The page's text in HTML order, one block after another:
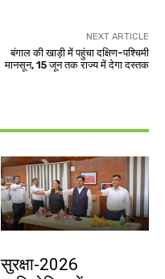
NEXT ARTICLE
बंगाल की खाड़ी में पहुंचा दक्षिण-पश्चिमी
मानसून, 15 जून तक राज्य में देगा दस्तक
सुरक्षा-2026